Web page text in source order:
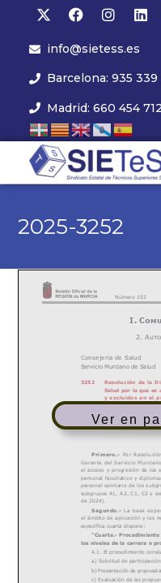
info@sietess.es
Barcelona: 935
Madrid: 660 454 712
2025-3252
Ver en